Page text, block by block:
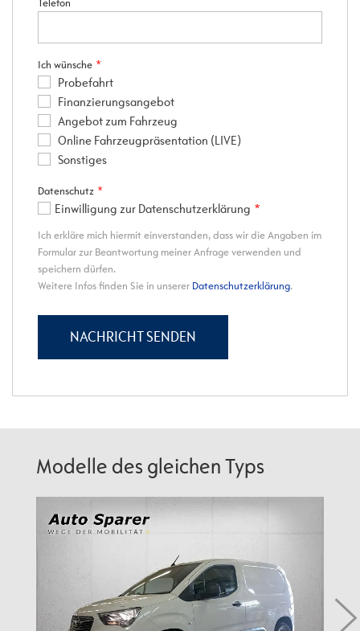
Modelle des gleichen Typs